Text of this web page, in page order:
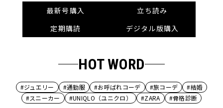
最新号購入
立ち読み
定期購読
デジタル版購入
HOT WORD
#ジュエリー #通勤服 #お呼ばれコーデ #旅コーデ
#結婚
#スニーカー
#UNIQLO（ユニクロ） #ZARA #骨格診断